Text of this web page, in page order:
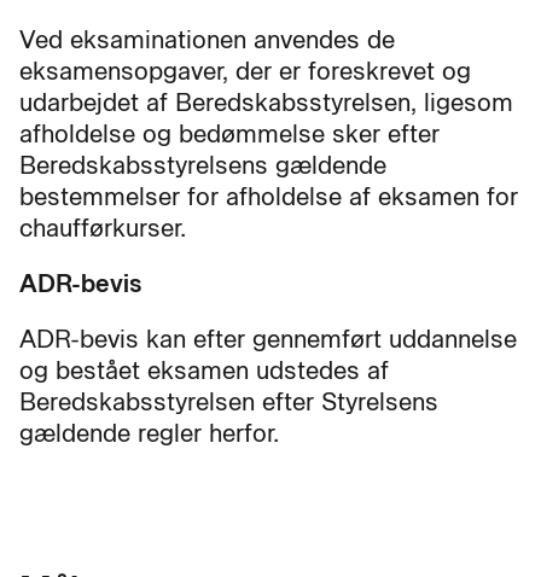
Ved eksaminationen anvendes de
eksamensopgaver, der er foreskrevet og
udarbejdet af Beredskabsstyrelsen, ligesom
afholdelse og bedømmelse sker efter
Beredskabsstyrelsens gældende
bestemmelser for afholdelse af eksamen for
chaufførkurser.
ADR-bevis
ADR-bevis kan efter gennemført uddannelse
og bestået eksamen udstedes af
Beredskabsstyrelsen efter Styrelsens
gældende regler herfor.